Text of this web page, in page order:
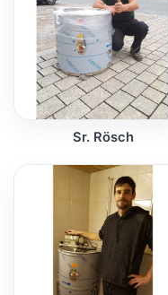
Sr. Rösch